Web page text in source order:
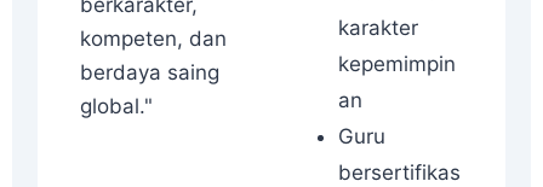
berkarakter,
kompeten, dan
berdaya saing
global."
karakter
kepemimpin
an
Guru
bersertifikas